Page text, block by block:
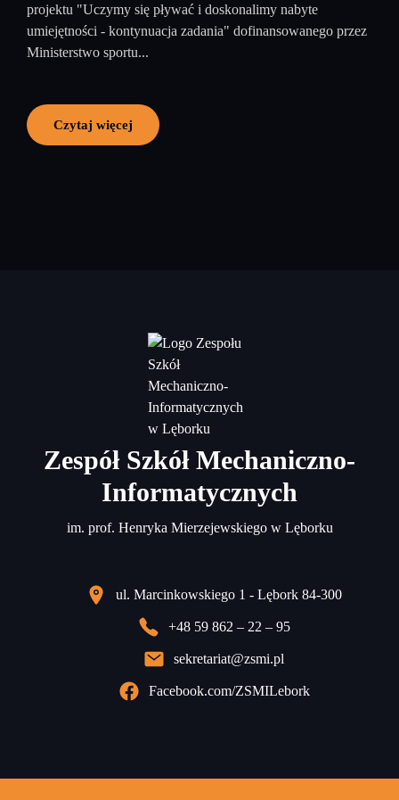
projektu "Uczymy się pływać i doskonalimy nabyte
umiejętności - kontynuacja zadania" dofinansowanego przez
Ministerstwo sportu...
Czytaj więcej
Zespół Szkół Mechaniczno-
Informatycznych
im. prof. Henryka Mierzejewskiego w Lęborku
ul. Marcinkowskiego 1 - Lębork 84-300
+48 59 862 – 22 – 95
sekretariat@zsmi.pl
Facebook.com/ZSMILebork